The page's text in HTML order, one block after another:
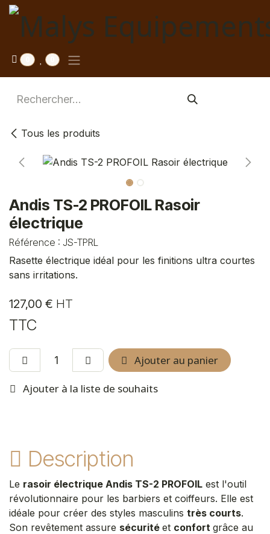
Se rendre au contenu
Tous les produits
Andis TS-2 PROFOIL Rasoir
électrique
Référence : JS-TPRL
Rasette électrique idéal pour les finitions ultra courtes
sans irritations.
127,00 € HT
TTC
Ajouter au panier
Ajouter à la liste de souhaits
Description
Le rasoir électrique Andis TS-2 PROFOIL est l'outil
révolutionnaire pour les barbiers et coiffeurs. Elle est
idéale pour créer des styles masculins très courts.
Son revêtement assure sécurité et confort grâce au